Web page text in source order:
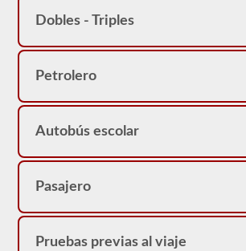
con
frenos
neumáticos
porque
su
licencia
"L".
Dobles - Triples
Petrolero
Autobús escolar
Pasajero
Pruebas previas al viaje